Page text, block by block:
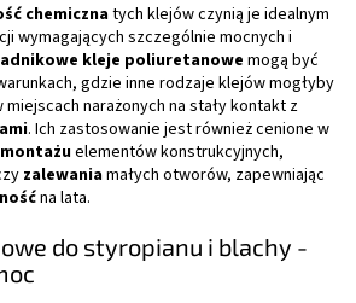
chemicznatych klejów czynią je idealnym
wymagających szczególnie mocnych i
kleje poliuretanowe mogą być
gdzie inne rodzaje klejów mogłyby
miejscach narażonych na stały kontakt z
. Ich zastosowanie jest również cenione w
montażuelementów konstrukcyjnych,
zalewaniamałych otworów, zapewniając
na lata.
do styropianu i blachy -